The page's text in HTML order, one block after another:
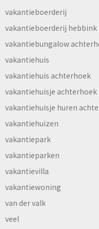
vakantieboerderij
vakantieboerderij hebbink
vakantiebungalow
vakantiehuis
vakantiehuis achterhoek
vakantiehuisje achterhoek
vakantiehuisje huren
vakantiehuizen
vakantiepark
vakantieparken
vakantievilla
vakantiewoning
van der valk
veel